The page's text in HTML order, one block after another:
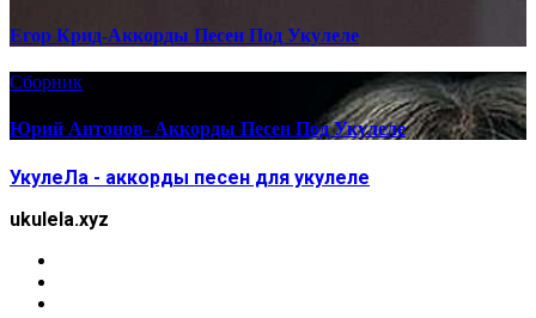
Егор Крид-Аккорды Песен Под Укулеле
Сборник
Юрий Антонов- Аккорды Песен Под Укулеле
УкулеЛа - аккорды песен для укулеле
ukulela.xyz